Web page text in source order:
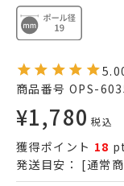
商品番号 OPS-
¥1,780 税込
獲得ポイント 18 pt
発送目安： [通常